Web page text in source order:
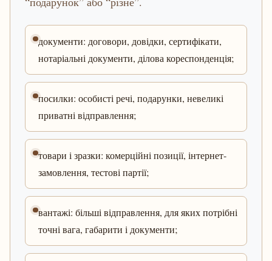
документи: договори, довідки, сертифікати,
нотаріальні документи, ділова кореспонденція;
посилки: особисті речі, подарунки, невеликі
приватні відправлення;
товари і зразки: комерційні позиції, інтернет-
замовлення, тестові партії;
вантажі: більші відправлення, для яких потрібні
точні вага, габарити і документи;